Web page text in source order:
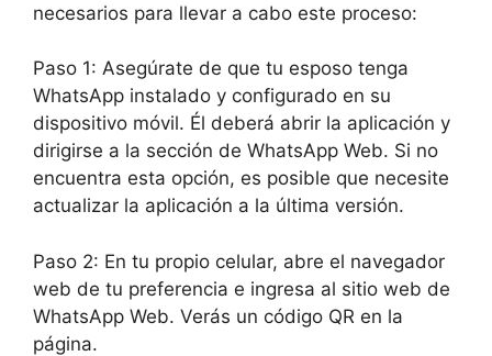
necesarios para llevar a cabo este proceso:
Paso 1: Asegúrate de que tu esposo tenga
WhatsApp instalado y configurado en su
dispositivo móvil. Él deberá abrir la aplicación y
dirigirse a la sección de WhatsApp Web. Si no
encuentra esta opción, es posible que necesite
actualizar la aplicación a la última versión.
Paso 2: En tu propio celular, abre el navegador
web de tu preferencia e ingresa al sitio web de
WhatsApp Web. Verás un código QR en la
página.